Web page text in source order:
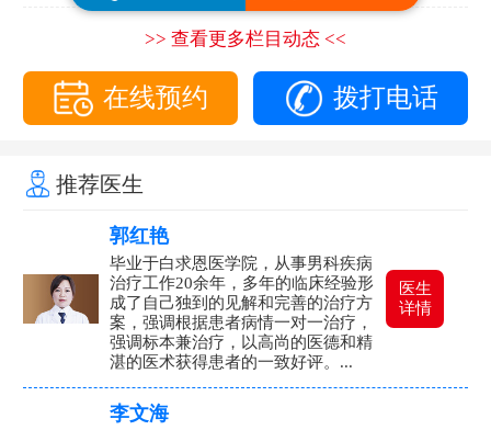
>> 查看更多栏目动态 <<
在线预约 拨打电话
推荐医生
郭红艳
毕业于白求恩医学院，从事男科疾病
治疗工作20余年，多年的临床经验形
成了自己独到的见解和完善的治疗方
案，强调根据患者病情一对一治疗，
强调标本兼治疗，以高尚的医德和精
湛的医术获得患者的一致好评。...
医生
详情
李文海